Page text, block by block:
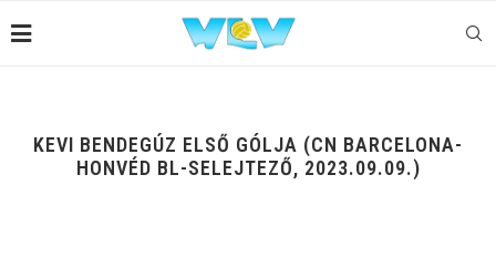
KEVI BENDEGÚZ ELSŐ GÓLJA (CN BARCELONA-
HONVÉD BL-SELEJTEZŐ, 2023.09.09.)